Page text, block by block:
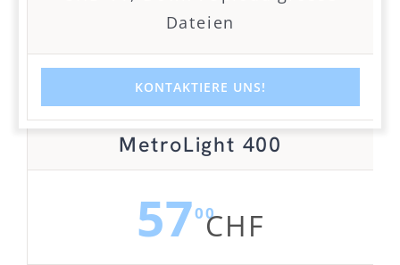
Dateien
KONTAKTIERE UNS!
MetroLight 400
5700CHF